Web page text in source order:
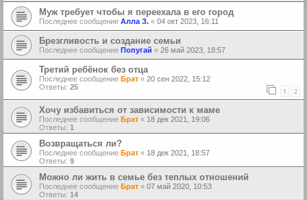
Муж требует чтобы я переехала в его город
Последнее сообщение Алла З. « 04 окт 2023, 16:11
Брезгливость и создание семьи
Последнее сообщение Попугай « 26 май 2023, 18:57
Третий ребёнок без отца
Последнее сообщение Брат « 20 сен 2022, 15:12
Ответы: 25 1 2
Хочу избавиться от зависимости к маме
Последнее сообщение Брат « 18 дек 2021, 19:06
Ответы: 1
Возвращаться ли?
Последнее сообщение Брат « 18 дек 2021, 18:57
Ответы: 9
Можно ли жить в семье без теплых отношений
Последнее сообщение Брат « 07 май 2020, 10:53
Ответы: 14